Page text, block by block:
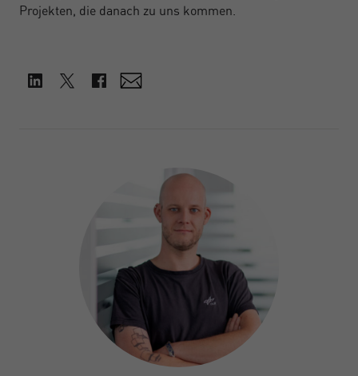
Projekten, die danach zu uns kommen.